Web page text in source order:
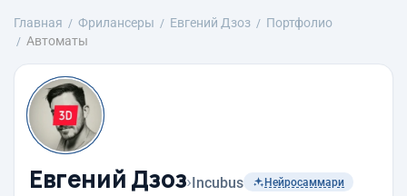
Главная Фрилансеры Евгений Дзоз
Портфолио
Автоматы
Евгений Дзоз›Incubus Нейросаммари